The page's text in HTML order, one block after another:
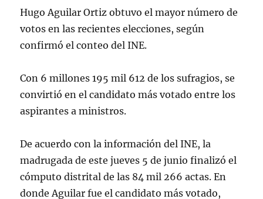
Hugo Aguilar Ortiz obtuvo el mayor número de
votos en las recientes elecciones, según
confirmó el conteo del INE.
Con 6 millones 195 mil 612 de los sufragios, se
convirtió en el candidato más votado entre los
aspirantes a ministros.
De acuerdo con la información del INE, la
madrugada de este jueves 5 de junio finalizó el
cómputo distrital de las 84 mil 266 actas. En
donde Aguilar fue el candidato más votado,